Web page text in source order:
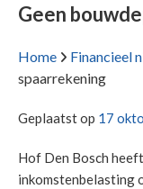
Geen
Home Financieel
spaarrekening
Geplaatst op 17
Hof Den Bosch
inkomstenbelasting